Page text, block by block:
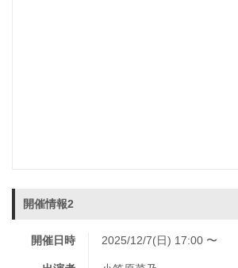
開催情報2
開催日時 2025/12/7(日) 17:00 〜